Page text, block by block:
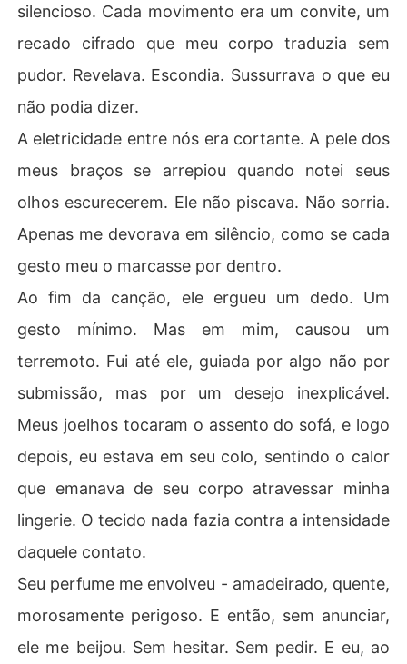
silencioso. Cada movimento era um convite, um
recado cifrado que meu corpo traduzia sem
pudor. Revelava. Escondia. Sussurrava o que eu
não podia dizer.
A eletricidade entre nós era cortante. A pele dos
meus braços se arrepiou quando notei seus
olhos escurecerem. Ele não piscava. Não sorria.
Apenas me devorava em silêncio, como se cada
gesto meu o marcasse por dentro.
Ao fim da canção, ele ergueu um dedo. Um
gesto mínimo. Mas em mim, causou um
terremoto. Fui até ele, guiada por algo não por
submissão, mas por um desejo inexplicável.
Meus joelhos tocaram o assento do sofá, e logo
depois, eu estava em seu colo, sentindo o calor
que emanava de seu corpo atravessar minha
lingerie. O tecido nada fazia contra a intensidade
daquele contato.
Seu perfume me envolveu - amadeirado, quente,
morosamente perigoso. E então, sem anunciar,
ele me beijou. Sem hesitar. Sem pedir. E eu, ao